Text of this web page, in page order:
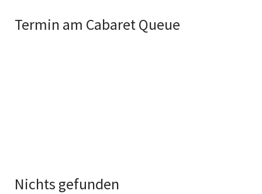
Termin am Cabaret Queue
Nichts gefunden